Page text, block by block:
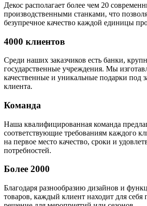
Декос располагает более чем 20
производственными станками, что
безупречное качество каждой единицы
4000 клиентов
Среди наших заказчиков есть банки,
государственные учреждения. Мы
качественные и уникальные подарки под
клиента.
Команда
Наша квалифицированная команда
соответствующие требованиям каждого
на первое место качество, сроки и
потребностей.
Более 2000
Благодаря разнообразию дизайнов и
товаров, каждый клиент находит для себя